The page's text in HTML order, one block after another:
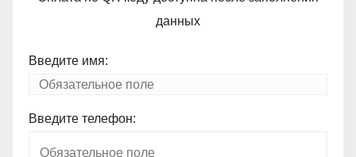
данных
Введите имя:
Введите телефон: